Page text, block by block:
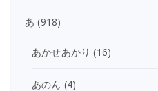
あ (918)
あかせあかり (16)
あのん (4)